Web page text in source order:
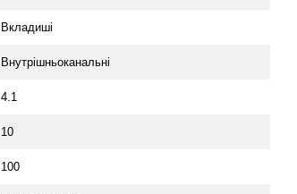
Вкладиші
Внутрішньоканальні
4.1
10
100